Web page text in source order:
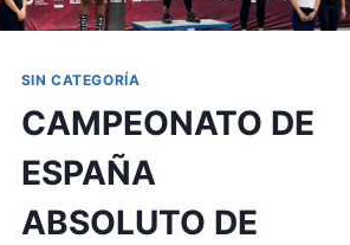
SIN CATEGORÍA
CAMPEONATO DE
ESPAÑA
ABSOLUTO DE